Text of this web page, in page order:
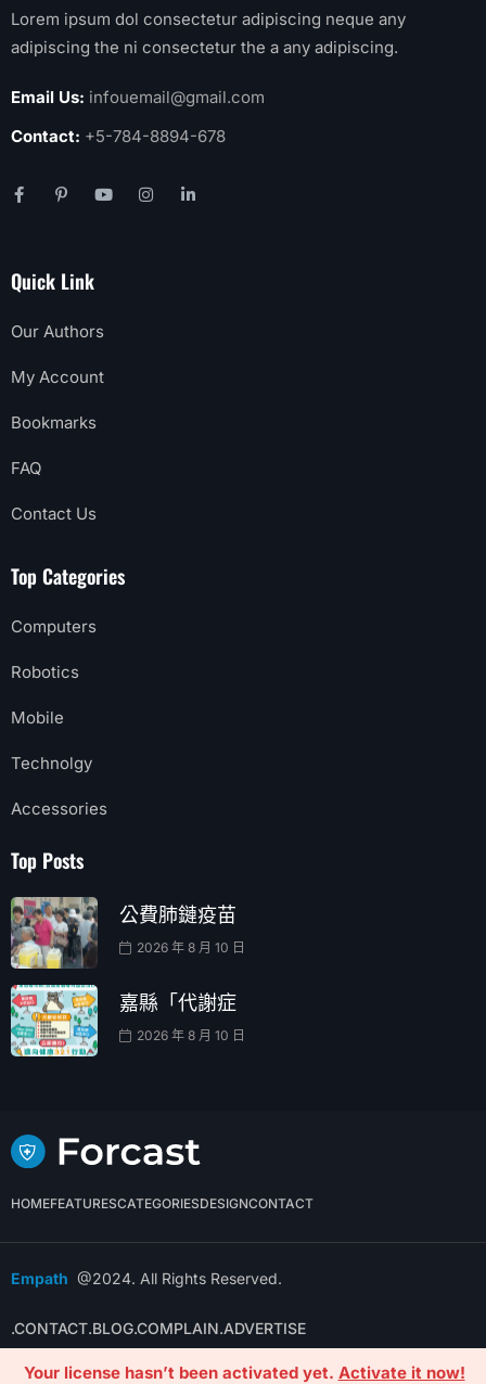
Lorem ipsum dol consectetur adipiscing neque any
adipiscing the ni consectetur the a any adipiscing.
Email Us: infouemail@gmail.com
Contact: +5-784-8894-678
Quick Link
Our Authors
My Account
Bookmarks
FAQ
Contact Us
Top Categories
Computers
Robotics
Mobile
Technolgy
Accessories
Top Posts
公費肺鏈疫苗
2026 年 8 月 10 日
嘉縣「代謝症
2026 年 8 月 10 日
HOMEFEATURESCATEGORIESDESIGNCONTACT
Empath @2024. All Rights Reserved.
.CONTACT.BLOG.COMPLAIN.ADVERTISE
Your license hasn’t been activated yet. Activate it now!